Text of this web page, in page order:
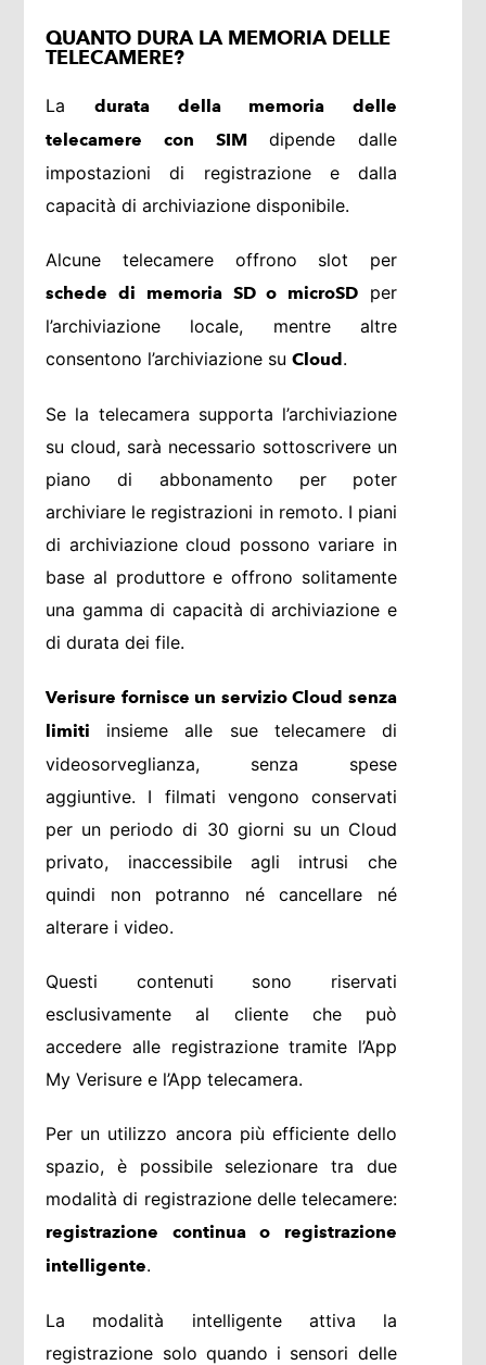
QUANTO DURA LA MEMORIA DELLE
TELECAMERE?
La durata della memoria delle
telecamere con SIMdipende dalle
impostazioni di registrazione e dalla
capacità di archiviazione disponibile.
Alcune telecamere offrono slot per
schede di memoria SD o microSDper
l’archiviazione locale, mentre altre
consentono l’archiviazione suCloud.
Se la telecamera supporta l’archiviazione
su cloud, sarà necessario sottoscrivere un
piano di abbonamento per poter
archiviare le registrazioni in remoto. I piani
di archiviazione cloud possono variare in
base al produttore e offrono solitamente
una gamma di capacità di archiviazione e
di durata dei file.
Verisure fornisce un servizio Cloud senza
limiti
insieme alle sue telecamere di
videosorveglianza, senza spese
aggiuntive. I filmati vengono conservati
per un periodo di 30 giorni su un Cloud
privato, inaccessibile agli intrusi che
quindi non potranno né cancellare né
alterare i video.
Questi contenuti sono riservati
esclusivamente al cliente che può
accedere alle registrazione tramite l’App
My Verisure e l’App telecamera.
Per un utilizzo ancora più efficiente dello
spazio, è possibile selezionare tra due
modalità di registrazione delle telecamere:
registrazione continua o registrazione
intelligente.
La modalità intelligente attiva la
registrazione solo quando i sensori delle